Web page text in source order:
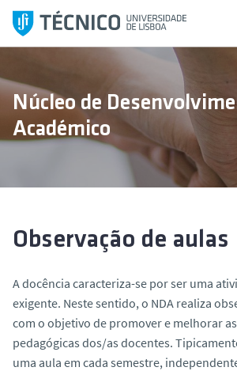
l
a
a
a
Núcleo de
Académico
Observação de aulas
A docência caracteriza-se por ser uma
exigente. Neste sentido, o NDA realiza
com o objetivo de promover e melhorar
pedagógicas dos/as docentes.
uma aula em cada semestre,